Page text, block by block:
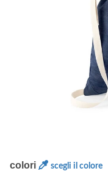
colori scegli il colore